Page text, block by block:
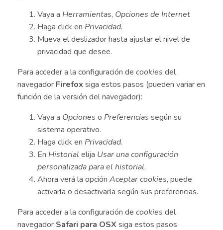
Vaya a Herramientas, Opciones de Internet
Haga click en Privacidad.
Mueva el deslizador hasta ajustar el nivel de
privacidad que desee.
Para acceder a la configuración de cookies del
navegador Firefox siga estos pasos (pueden variar en
función de la versión del navegador):
Vaya a Opciones o Preferencias según su
sistema operativo.
Haga click en Privacidad.
En Historial elija Usar una configuración
personalizada para el historial.
Ahora verá la opción Aceptar cookies, puede
activarla o desactivarla según sus preferencias.
Para acceder a la configuración de cookies del
navegador Safari para OSX siga estos pasos